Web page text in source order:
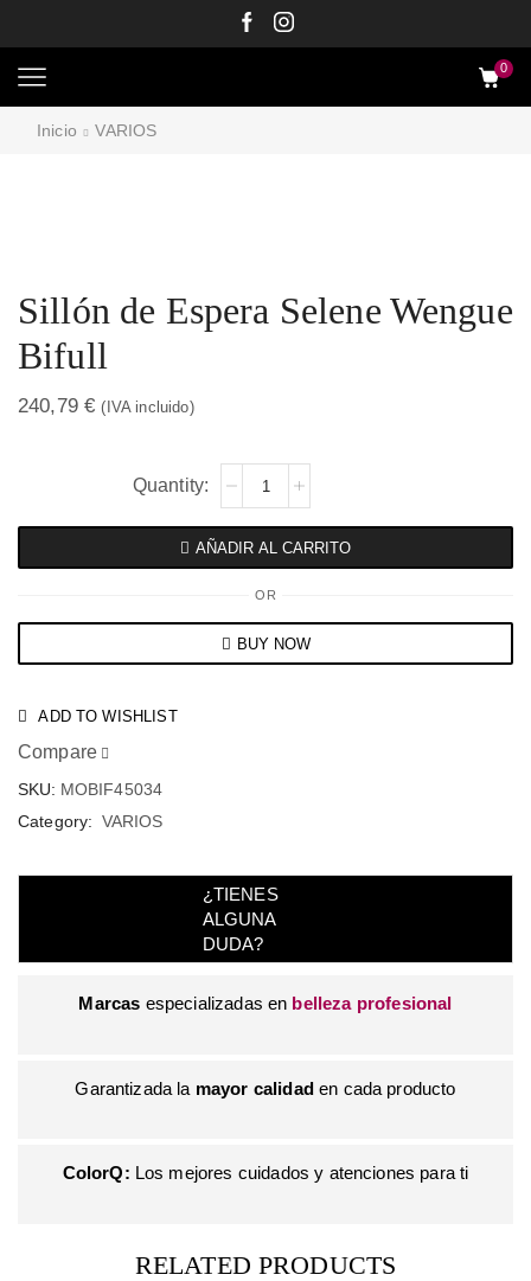
0
Inicio VARIOS
Sillón de Espera Selene Wengue
Bifull
240,79€ (IVA incluido)
AÑADIR AL CARRITO
OR
BUY NOW
ADD TO WISHLIST
Compare
SKU: MOBIF45034
Category: VARIOS
¿TIENES
ALGUNA
DUDA?
Marcas especializadas en belleza profesional
Garantizada la mayor calidaden cada producto
ColorQ: Los mejores cuidados y atenciones para ti
¿Estás buscando los mejores productos del sector?
RELATED PRODUCTS